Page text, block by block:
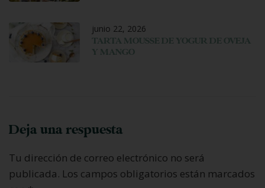
junio 22, 2026
TARTA MOUSSE DE YOGUR DE OVEJA
Y MANGO
Deja una respuesta
Tu dirección de correo electrónico no será
publicada. Los campos obligatorios están marcados